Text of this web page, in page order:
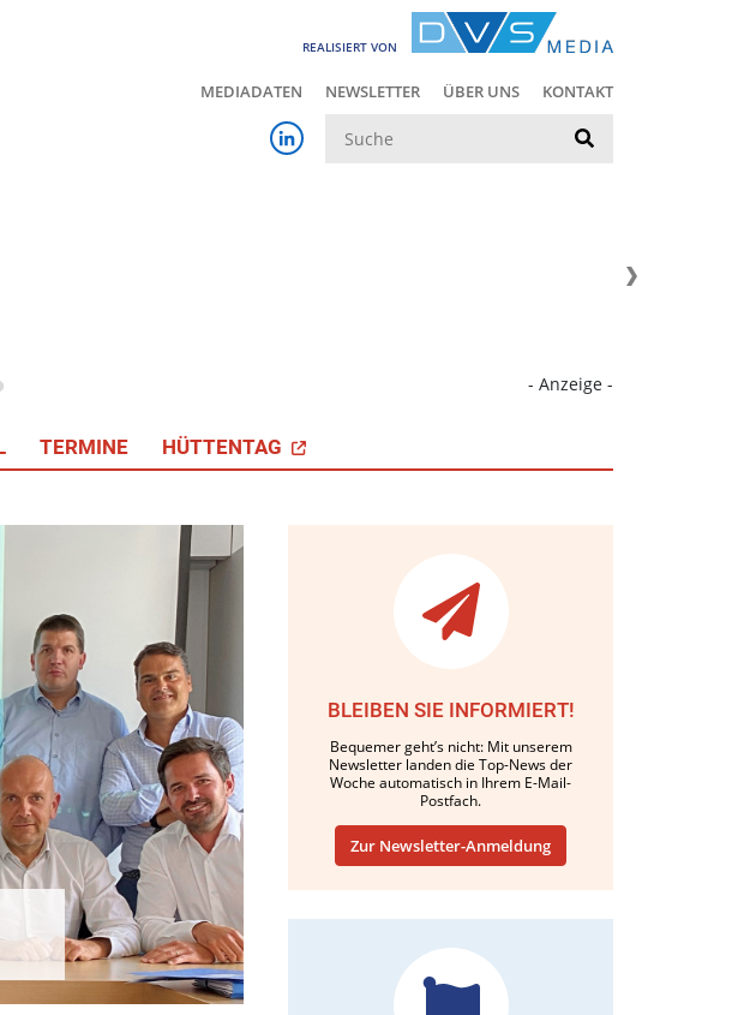
REALISIERT VON
MEDIADATEN NEWSLETTER ÜBER UNS KONTAKT
- Anzeige -
TERMINE HÜTTENTAG
BLEIBEN SIE INFORMIERT!
Bequemer geht’s nicht: Mit unserem
Newsletter landen die Top-News der
Woche automatisch in Ihrem E-Mail-
Postfach.
Zur Newsletter-Anmeldung